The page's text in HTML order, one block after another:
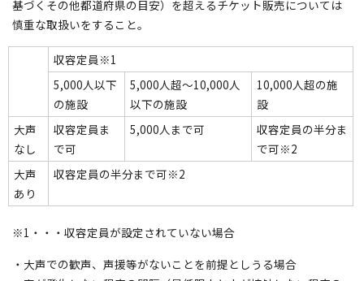
基づくその他都道府県の目安）を超えるチケット販売については
慎重な取扱いをすること。
収容定員※1
5,000人以下
の施設
5,000人超～10,000人
以下の施設
10,000人超の施
設
大声
なし
収容定員ま
で可
5,000人まで可
収容定員の半分ま
で可※2
大声
あり
収容定員の半分まで可※2
※1・・・収容定員が設定されていない場合
・大声での歓声、声援等がないことを前提としうる場合